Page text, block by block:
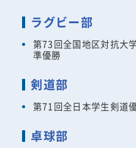
ラグビー部
第73回全国地区対抗大
準優勝
剣道部
第71回全日本学生剣道
卓球部